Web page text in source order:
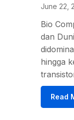
June 22,
Bio
dan
hingga
Read